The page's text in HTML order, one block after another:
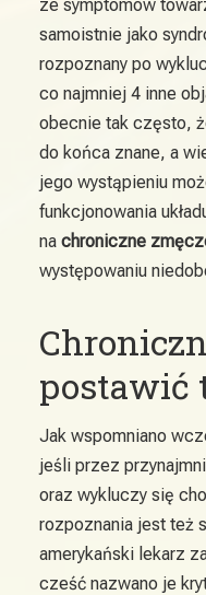
ze symptomów
samoistnie jako
rozpoznany po
co najmniej 4 inne
obecnie tak często,
do końca znane, a
jego wystąpieniu
funkcjonowania
na chroniczne
występowaniu
postawić
Jak wspomniano
jeśli przez
oraz wykluczy się
rozpoznania jest też
amerykański lekarz
cześć nazwano je